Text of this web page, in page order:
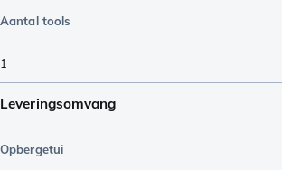
Aantal tools
1
Leveringsomvang
Opbergetui